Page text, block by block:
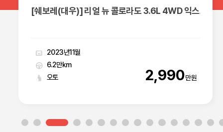
-X [기아] 더 뉴쏘렌토(MQ4) 2.5 가솔린 2WD 시그니처
2023년09월
2.6만km
오토
3,490만원